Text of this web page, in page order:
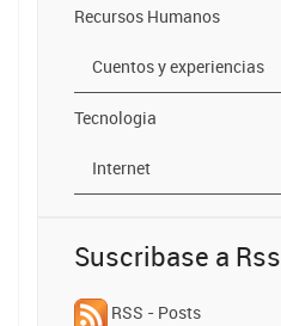
Recursos Humanos
Cuentos y experiencias
Tecnologia
Internet
Suscribase a Rss
RSS - Posts